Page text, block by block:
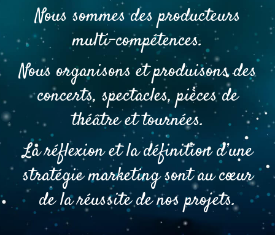
Nous sommes des producteurs
multi-compétences.
Nous organisons et produisons des
concerts, spectacles, pièces de
théâtre et tournées.
La réflexion et la définition d’une
stratégie marketing sont au cœur
de la réussite de nos projets.